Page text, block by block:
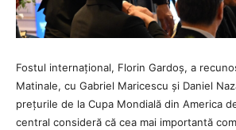
Fostul internațional, Florin Gardoș, a
Matinale, cu Gabriel Maricescu și Daniel
prețurile de la Cupa Mondială din America
central consideră că cea mai importantă